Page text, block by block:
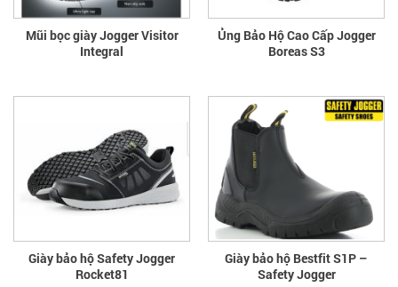
Mũi bọc giày Jogger Visitor
Integral
Ủng Bảo Hộ Cao Cấp Jogger
Boreas S3
Giày bảo hộ Safety Jogger
Rocket81
Giày bảo hộ Bestfit S1P –
Safety Jogger